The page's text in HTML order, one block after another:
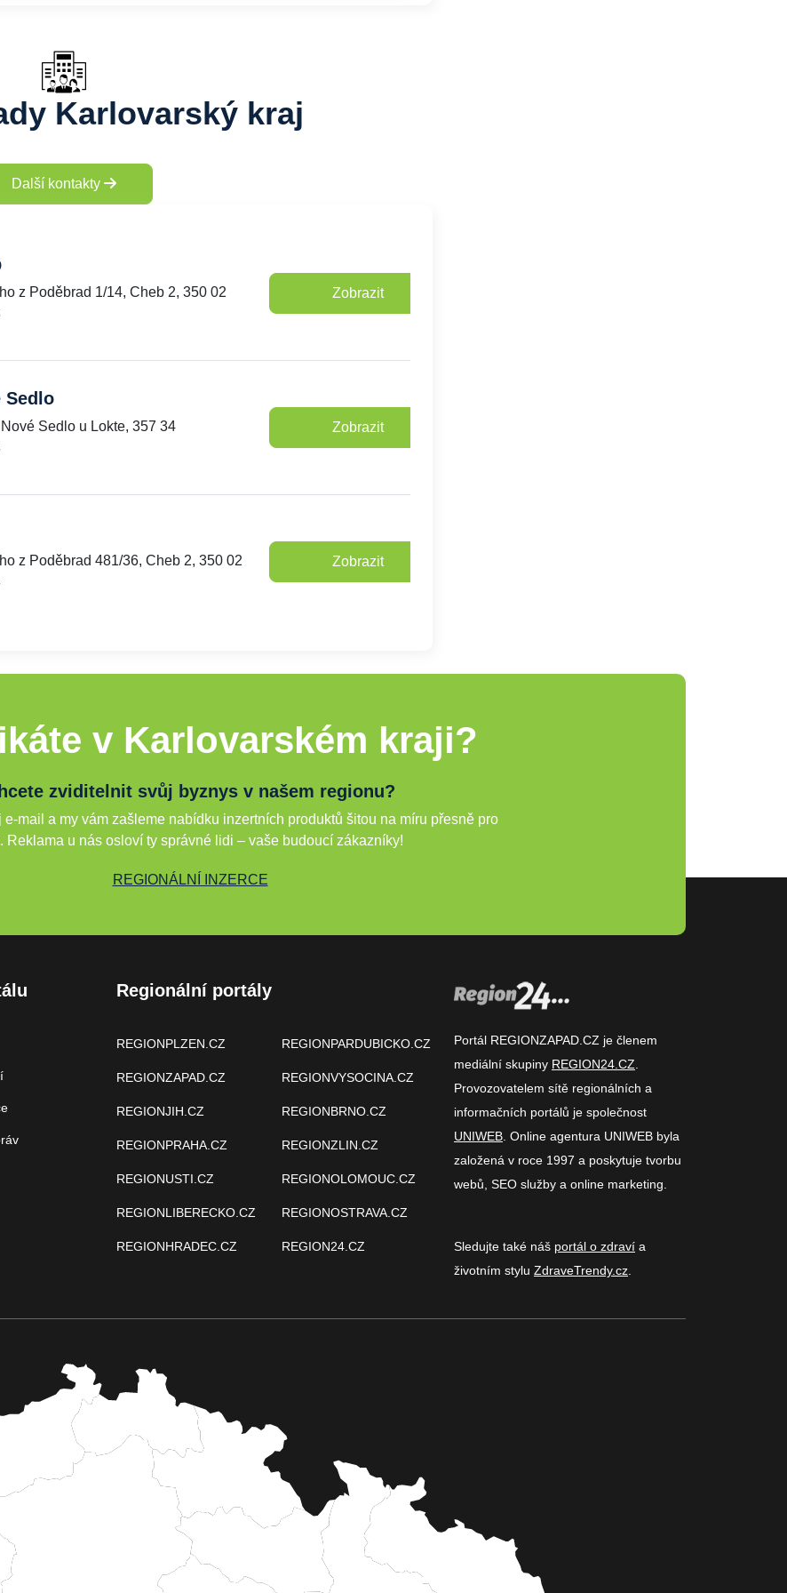
Karlovarský kraj
Další kontakty
z Poděbrad 1/14, Cheb 2, 350 02 Zobrazit
Sedlo
Sedlo u Lokte, 357 34 Zobrazit
z Poděbrad 481/36, Cheb 2, 350 02 Zobrazit
v Karlovarském kraji?
zviditelnit svůj byznys v našem regionu?
mail a my vám zašleme nabídku inzertních produktů šitou na míru přesně pro
Reklama u nás osloví ty správné lidi – vaše budoucí zákazníky!
REGIONÁLNÍ INZERCE
Regionální portály
REGIONPLZEN.CZ
REGIONZAPAD.CZ
REGIONJIH.CZ
REGIONPRAHA.CZ
REGIONUSTI.CZ
REGIONLIBERECKO.CZ
REGIONHRADEC.CZ
REGIONPARDUBICKO.CZ
REGIONVYSOCINA.CZ
REGIONBRNO.CZ
REGIONZLIN.CZ
REGIONOLOMOUC.CZ
REGIONOSTRAVA.CZ
REGION24.CZ
Portál REGIONZAPAD.CZ je členem
mediální skupiny REGION24.CZ
Provozovatelem sítě regionálních a
informačních portálů je společnost
UNIWEB . Online agentura UNIWEB byla
založená v roce 1997 a poskytuje tvorbu
webů, SEO služby a online marketing.
Sledujte také náš portál o zdraví a
životním stylu ZdraveTrendy.cz